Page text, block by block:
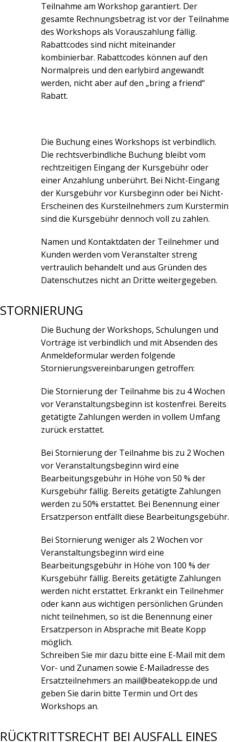
Teilnahme am Workshop garantiert. Der
gesamte Rechnungsbetrag ist vor der Teilnahme
des Workshops als Vorauszahlung fällig.
Rabattcodes sind nicht miteinander
kombinierbar. Rabattcodes können auf den
Normalpreis und den earlybird angewandt
werden, nicht aber auf den „bring a friend“
Rabatt.
Die Buchung eines Workshops ist verbindlich.
Die rechtsverbindliche Buchung bleibt vom
rechtzeitigen Eingang der Kursgebühr oder
einer Anzahlung unberührt. Bei Nicht-Eingang
der Kursgebühr vor Kursbeginn oder bei Nicht-
Erscheinen des Kursteilnehmers zum Kurstermin
sind die Kursgebühr dennoch voll zu zahlen.
Namen und Kontaktdaten der Teilnehmer und
Kunden werden vom Veranstalter streng
vertraulich behandelt und aus Gründen des
Datenschutzes nicht an Dritte weitergegeben.
STORNIERUNG
Die Buchung der Workshops, Schulungen und
Vorträge ist verbindlich und mit Absenden des
Anmeldeformular werden folgende
Stornierungsvereinbarungen getroffen:
Die Stornierung der Teilnahme bis zu 4 Wochen
vor Veranstaltungsbeginn ist kostenfrei. Bereits
getätigte Zahlungen werden in vollem Umfang
zurück erstattet.
Bei Stornierung der Teilnahme bis zu 2 Wochen
vor Veranstaltungsbeginn wird eine
Bearbeitungsgebühr in Höhe von 50 % der
Kursgebühr fällig. Bereits getätigte Zahlungen
werden zu 50% erstattet. Bei Benennung einer
Ersatzperson entfällt diese Bearbeitungsgebühr.
Bei Stornierung weniger als 2 Wochen vor
Veranstaltungsbeginn wird eine
Bearbeitungsgebühr in Höhe von 100 % der
Kursgebühr fällig. Bereits getätigte Zahlungen
werden nicht erstattet. Erkrankt ein Teilnehmer
oder kann aus wichtigen persönlichen Gründen
nicht teilnehmen, so ist die Benennung einer
Ersatzperson in Absprache mit Beate Kopp
möglich.
Schreiben Sie mir dazu bitte eine E-Mail mit dem
Vor- und Zunamen sowie E-Mailadresse des
Ersatzteilnehmers an mail@beatekopp.de und
geben Sie darin bitte Termin und Ort des
Workshops an.
RÜCKTRITTSRECHT BEI AUSFALL EINES